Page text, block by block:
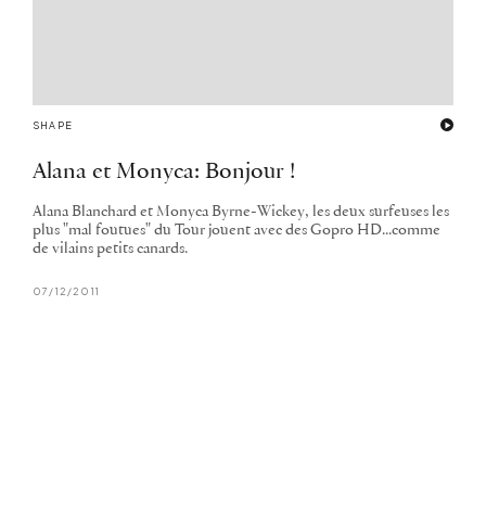
SHAPE
Alana et Monyca: Bonjour !
Alana Blanchard et Monyca Byrne-Wickey, les deux surfeuses les
plus "mal foutues" du Tour jouent avec des Gopro HD...comme
de vilains petits canards.
07/12/2011